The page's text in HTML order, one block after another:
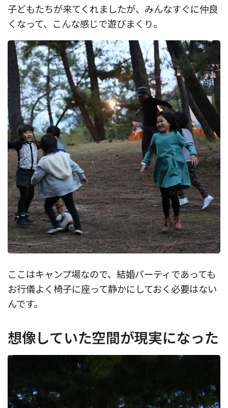
子どもたちが来てくれましたが、みんなすぐに仲良
くなって、こんな感じで遊びまくり。
ここはキャンプ場なので、結婚パーティであっても
お行儀よく椅子に座って静かにしておく必要はない
んです。
想像していた空間が現実になった